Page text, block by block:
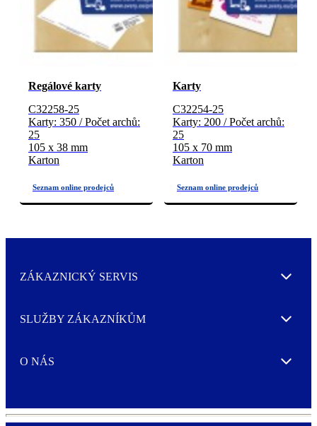
Regálové karty
C32258-25
Karty: 350 / Počet archů:
25
105 x 38 mm
Karton
Karty
C32254-25
Karty: 200 / Počet archů:
25
105 x 70 mm
Karton
ZÁKAZNICKÝ SERVIS Expand
SLUŽBY ZÁKAZNÍKŮM Expand
O NÁS Expand